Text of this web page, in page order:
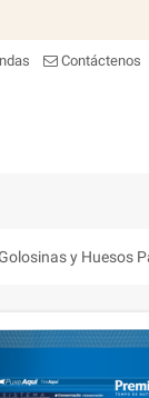
Contáctenos
y Huesos